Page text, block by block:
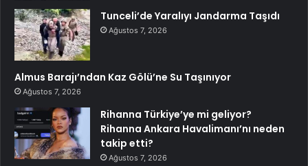
Tunceli’de Yaralıyı Jandarma Taşıdı
Ağustos 7, 2026
Almus Barajı’ndan Kaz Gölü’ne Su Taşınıyor
Ağustos 7, 2026
Rihanna Türkiye’ye mi geliyor?
Rihanna Ankara Havalimanı’nı neden
takip etti?
Ağustos 7, 2026